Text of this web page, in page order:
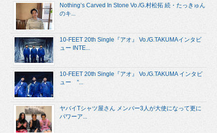
Nothing’s Carved In Stone Vo./G.村松拓 続・たっきゅん
のキ...
10-FEET 20th Single『アオ』 Vo./G.TAKUMAインタビ
ュー INTE...
10-FEET 20th Single『アオ』 Vo./G.TAKUMA インタビ
ュー “...
ヤバイTシャツ屋さん メンバー3人が大使になって更に
パワーア...